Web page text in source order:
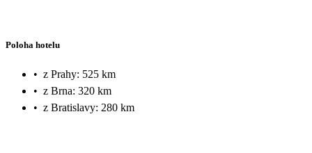
Poloha hotelu
• z Prahy: 525 km
• z Brna: 320 km
• z Bratislavy: 280 km